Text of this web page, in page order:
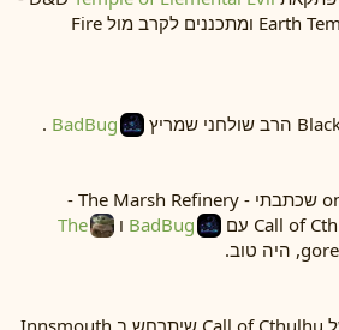
החבורה חברה לEarth Temple cult ומתכננים לקרב מול Fire
BadBug
.
הרצתי playtest ל oneshot שכתבתי - The Marsh Refinery -
BadBug ו
The
אני מכין עוד One Shot של Call of Cthulhu שיתרחש ב Innsmouth